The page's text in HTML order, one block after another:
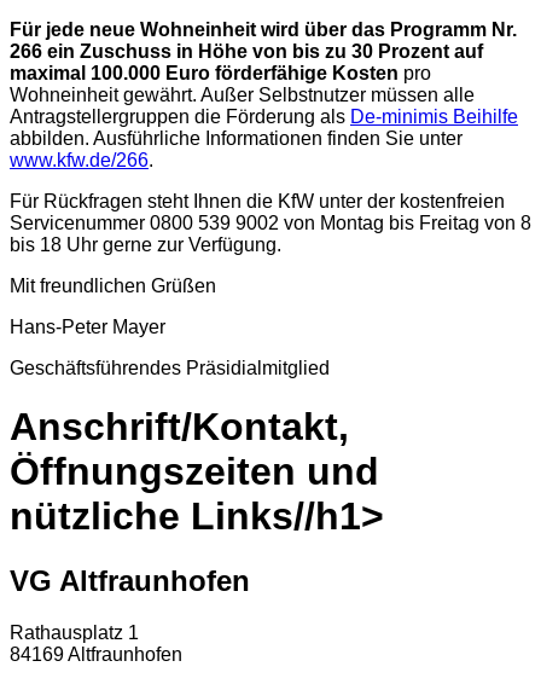
Für jede neue Wohneinheit wird über das Programm Nr.
266 ein Zuschuss in Höhe von bis zu 30 Prozent auf
maximal 100.000 Euro förderfähige Kosten pro
Wohneinheit gewährt. Außer Selbstnutzer müssen alle
Antragstellergruppen die Förderung als De-minimis Beihilfe
abbilden. Ausführliche Informationen finden Sie unter
www.kfw.de/266.
Für Rückfragen steht Ihnen die KfW unter der kostenfreien
Servicenummer 0800 539 9002 von Montag bis Freitag von 8
bis 18 Uhr gerne zur Verfügung.
Mit freundlichen Grüßen
Hans-Peter Mayer
Geschäftsführendes Präsidialmitglied
Anschrift/Kontakt,
Öffnungszeiten und
nützliche Links//h1>
VG Altfraunhofen
Rathausplatz 1
84169 Altfraunhofen